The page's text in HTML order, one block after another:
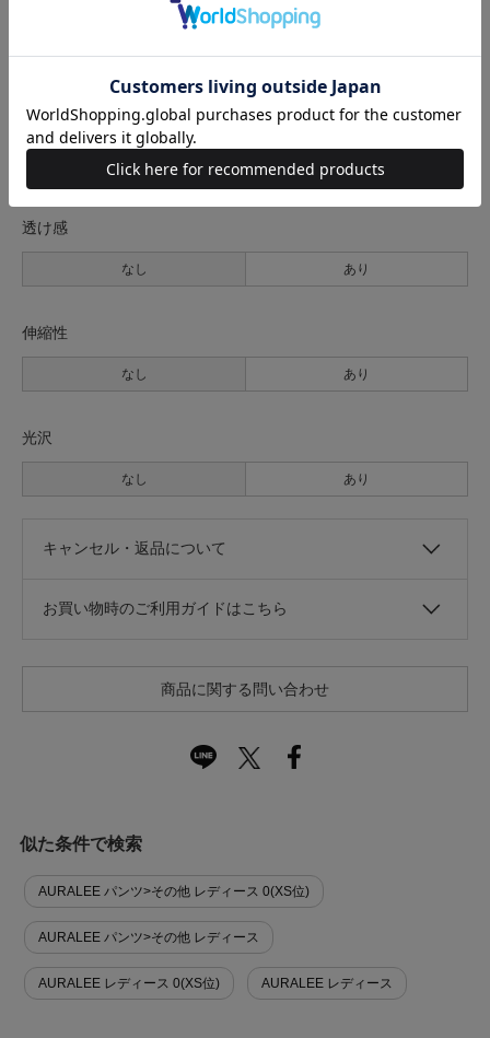
薄手 普通 厚手
裏地
なし あり
透け感
なし あり
伸縮性
なし あり
光沢
なし あり
キャンセル・返品について
お買い物時のご利用ガイドはこちら
商品に関する問い合わせ
似た条件で検索
AURALEE パンツ>その他 レディース 0(XS位)
AURALEE パンツ>その他 レディース
AURALEE レディース 0(XS位) AURALEE レディース